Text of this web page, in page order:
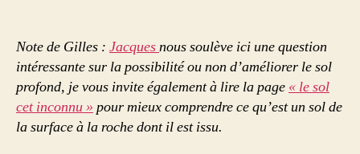
modifier
nature
du
sol
Note de Gilles : Jacquesnous soulève ici une question
intéressante sur la possibilité ou non d’améliorer le sol
profond, je vous invite également à lire la page « le sol
cet inconnu » pour mieux comprendre ce qu’est un sol de
la surface à la roche dont il est issu.